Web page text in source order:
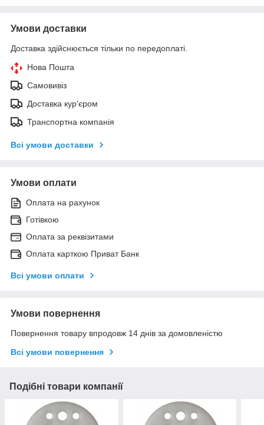
Умови доставки
Доставка здійснюється тільки по передоплаті.
Нова Пошта
Самовивіз
Доставка кур'єром
Транспортна компанія
Всі умови доставки
Умови оплати
Оплата на рахунок
Готівкою
Оплата за реквізитами
Оплата карткою Приват Банк
Всі умови оплати
Умови повернення
Повернення товару впродовж 14 днів за домовленістю
Всі умови повернення
Подібні товари компанії